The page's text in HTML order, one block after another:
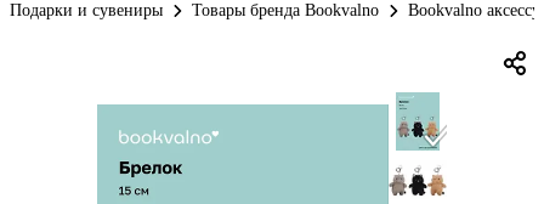
Подарки и сувениры Товары бренда Bookvalno Bookvalno